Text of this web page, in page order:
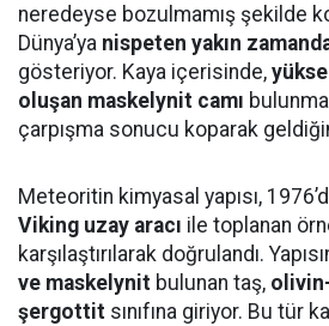
neredeyse bozulmamış şekilde
Dünya’ya nispeten yakın
gösteriyor. Kaya içerisinde,
oluşan maskelynit camı
çarpışma sonucu koparak
Meteoritin kimyasal yapısı,
Viking uzay aracı ile toplanan
karşılaştırılarak doğrulandı.
ve maskelynit bulunan taş,
şergottit sınıfına giriyor. Bu tür